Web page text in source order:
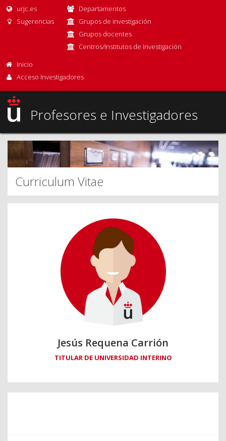
urjc.es
Sugerencias
Departamentos
Grupos de investigación
Grupos docentes
Centros/Institutos de Investigación
Inicio
Acceso Investigadores
Profesores e Investigadores
Curriculum Vitae
Jesús Requena Carrión
TITULAR DE UNIVERSIDAD INTERINO